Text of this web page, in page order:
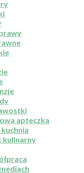
apteczka
kuchnią
kulinarny